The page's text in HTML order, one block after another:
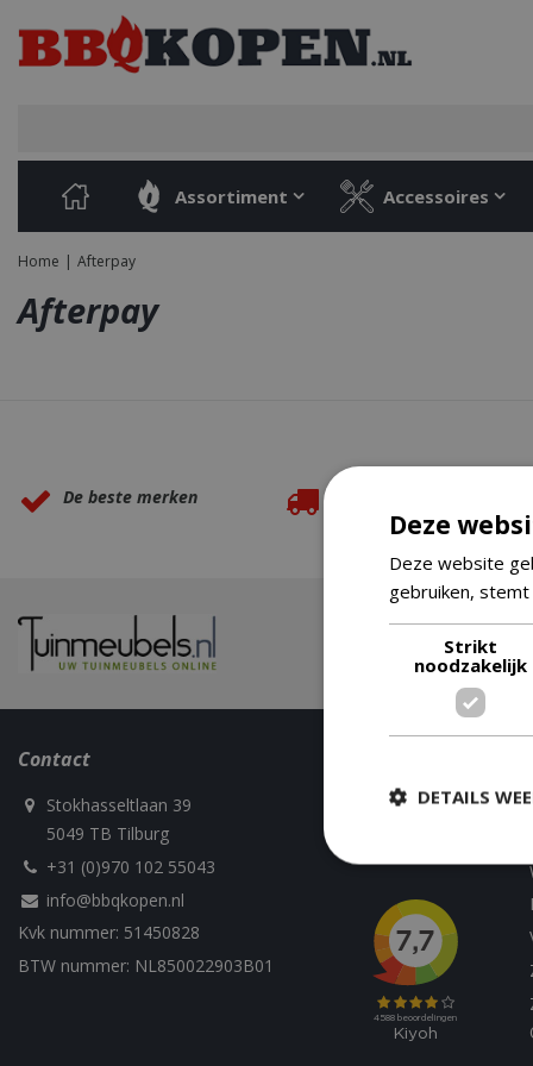
naar
content
Home Afterpay
Assortiment Accessoires
Afterpay
De beste merken
Contact
Stokhasseltlaan 39
5049 TB Tilburg
+31 (0)970 102 55043
info@bbqkopen.nl
Kvk nummer: 51450828
BTW nummer: NL850022903B01
Deze
Deze website
gebruiken,
Strikt
noodzakelijk
DETAILS
Strikt
Strikt noodzakelijke
accountbeheer. De
Naam